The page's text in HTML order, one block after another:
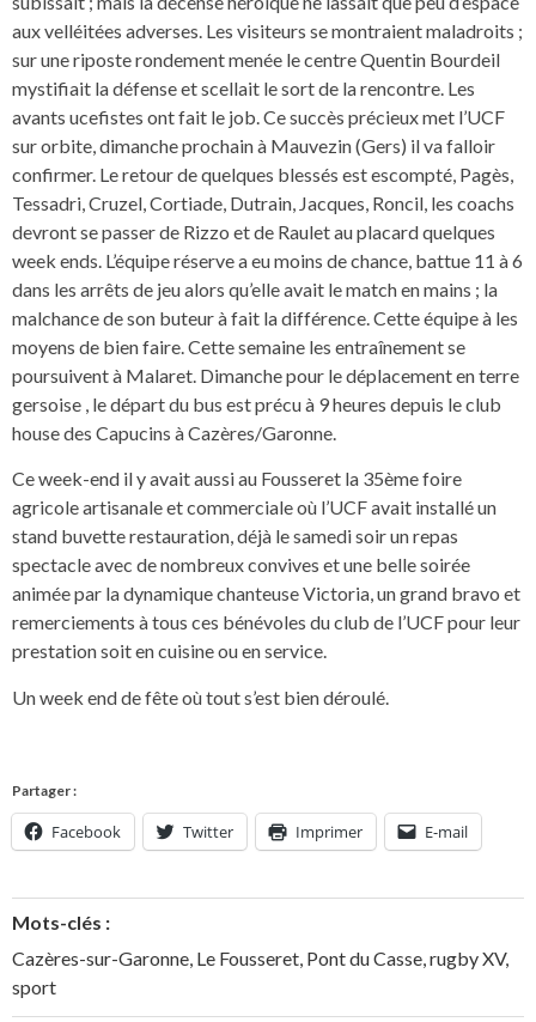
aux velléitées adverses. Les visiteurs se montraient maladroits ;
sur une riposte rondement menée le centre Quentin Bourdeil
mystifiait la défense et scellait le sort de la rencontre. Les
avants ucefistes ont fait le job. Ce succès précieux met l’UCF
sur orbite, dimanche prochain à Mauvezin (Gers) il va falloir
confirmer. Le retour de quelques blessés est escompté, Pagès,
Tessadri, Cruzel, Cortiade, Dutrain, Jacques, Roncil, les coachs
devront se passer de Rizzo et de Raulet au placard quelques
week ends. L’équipe réserve a eu moins de chance, battue 11 à 6
dans les arrêts de jeu alors qu’elle avait le match en mains ; la
malchance de son buteur à fait la différence. Cette équipe à les
moyens de bien faire. Cette semaine les entraînement se
poursuivent à Malaret. Dimanche pour le déplacement en terre
gersoise , le départ du bus est précu à 9 heures depuis le club
house des Capucins à Cazères/Garonne.
Ce week-end il y avait aussi au Fousseret la 35ème foire
agricole artisanale et commerciale où l’UCF avait installé un
stand buvette restauration, déjà le samedi soir un repas
spectacle avec de nombreux convives et une belle soirée
animée par la dynamique chanteuse Victoria, un grand bravo et
remerciements à tous ces bénévoles du club de l’UCF pour leur
prestation soit en cuisine ou en service.
Un week end de fête où tout s’est bien déroulé.
Partager :
Facebook Twitter Imprimer E-mail
Mots-clés :
Cazères-sur-Garonne, Le Fousseret, Pont du Casse,rugby XV,
sport